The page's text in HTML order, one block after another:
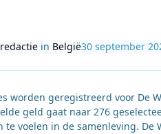
in België30 september
worden geregistreerd voor De
geld gaat naar 276
voelen in de samenleving. De